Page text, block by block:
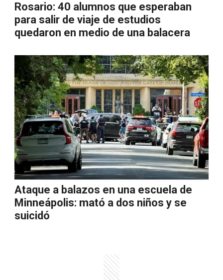
Rosario: 40 alumnos que esperaban
para salir de viaje de estudios
quedaron en medio de una balacera
Ataque a balazos en una escuela de
Minneápolis: mató a dos niños y se
suicidó